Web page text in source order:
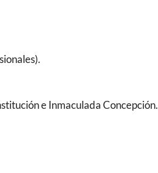
e Inmaculada Concepción.